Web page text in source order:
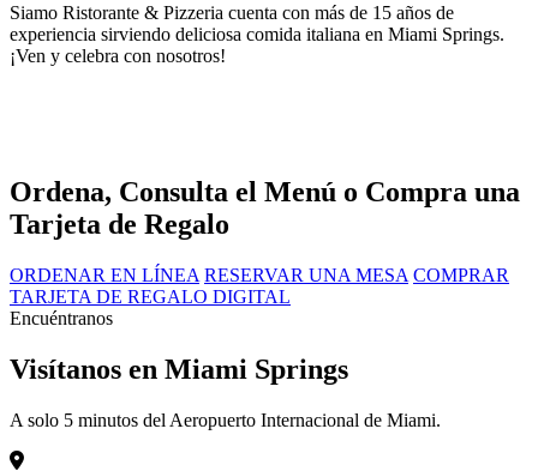
Siamo Ristorante & Pizzeria cuenta con más de 15 años de
experiencia sirviendo deliciosa comida italiana en Miami Springs.
¡Ven y celebra con nosotros!
Ordena, Consulta el Menú o Compra una
Tarjeta de Regalo
ORDENAR EN LÍNEA RESERVAR UNA MESA COMPRAR
TARJETA DE REGALO DIGITAL
Encuéntranos
Visítanos en Miami Springs
A solo 5 minutos del Aeropuerto Internacional de Miami.